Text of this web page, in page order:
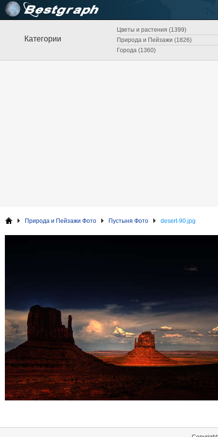
Категории
Цветы и растения (1399)
Природа и Пейзажи (1826)
Города (1360)
Природа и Пейзажи Фото Пустыня Фото desert-90.jpg